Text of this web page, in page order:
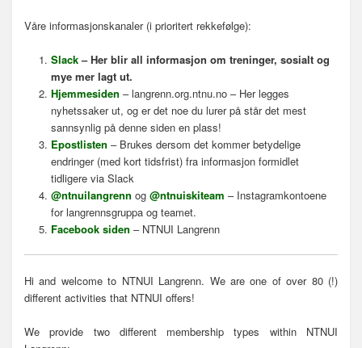
Våre informasjonskanaler (i prioritert rekkefølge):
Slack– Her blir all informasjon om treninger, sosialt og
mye mer lagt ut.
Hjemmesiden – langrenn.org.ntnu.no – Her legges
nyhetssaker ut, og er det noe du lurer på står det mest
sannsynlig på denne siden en plass!
Epostlisten – Brukes dersom det kommer betydelige
endringer (med kort tidsfrist) fra informasjon formidlet
tidligere via Slack
@ntnuilangrenn og @ntnuiskiteam – Instagramkontoene
for langrennsgruppa og teamet.
Facebook siden – NTNUI Langrenn
Hi and welcome to NTNUI Langrenn. We are one of over 80 (!)
different activities that NTNUI offers!
We provide two different membership types within NTNUI